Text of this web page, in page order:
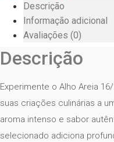
Descrição
Informação adicional
Avaliações (0)
Descrição
Experimente o Alho Areia
suas criações culinárias a
aroma intenso e sabor
selecionado adiciona